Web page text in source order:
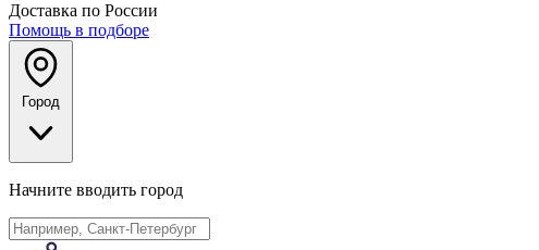
Доставка по России
Помощь в подборе
Город
Начните вводить город